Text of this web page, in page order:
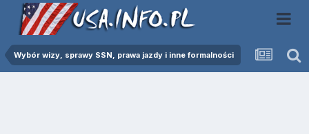
Wybór wizy, sprawy SSN, prawa jazdy i inne formalności